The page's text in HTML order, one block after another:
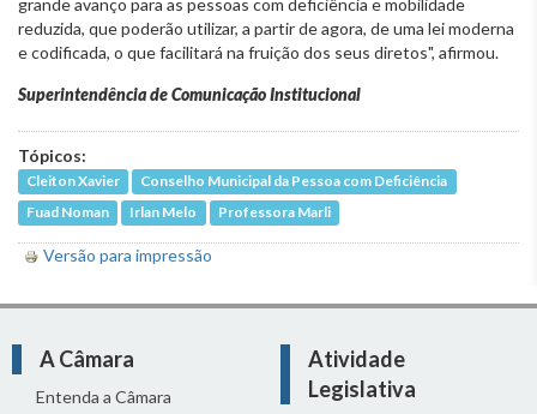
grande avanço para as pessoas com deficiência e mobilidade
reduzida, que poderão utilizar, a partir de agora, de uma lei moderna
e codificada, o que facilitará na fruição dos seus diretos", afirmou.
Superintendência de Comunicação Institucional
Tópicos:
Cleiton Xavier
Conselho Municipal da Pessoa com Deficiência
Fuad Noman
Irlan Melo Professora Marli
Versão para impressão
A Câmara
Entenda a Câmara
Atividade
Legislativa